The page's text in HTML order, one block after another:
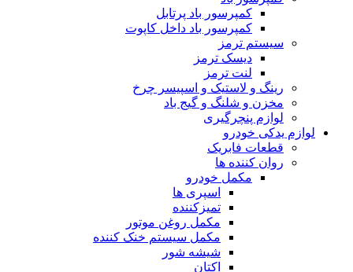
کمپرسور باد پرتابل
کمپرسور باد داخل کاپوت
سیستم ترمز
دیسک ترمز
لنت ترمز
رینگ و لاستیک و اسپیسر چرخ
مخزن و شلنگ و گیج باد
لوازم پنچرگیری
لوازم یدکی خودرو
قطعات فابریک
روان کننده ها
مکمل خودرو
اسپری ها
تمیزکننده
مکمل روغن موتور
مکمل سیستم خنک کننده
شیشه شور
اکتان